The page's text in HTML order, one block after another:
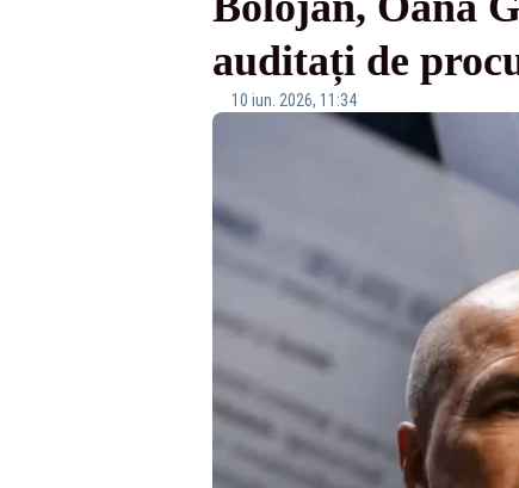
auditați de
10 iun. 2026, 11:34